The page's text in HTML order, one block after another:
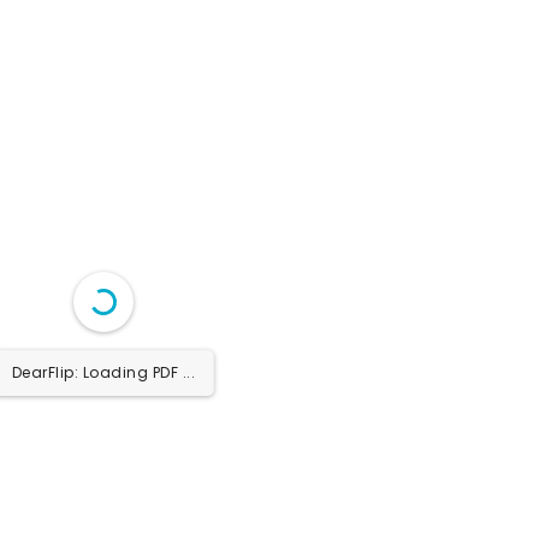
DearFlip: Loading PDF 4% ...